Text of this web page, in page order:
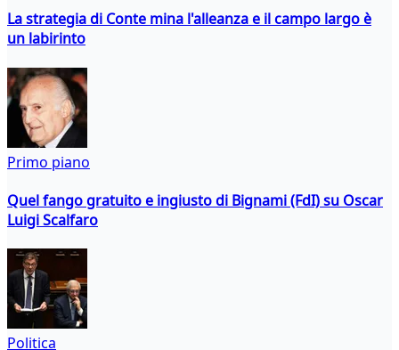
La strategia di Conte mina l'alleanza e il campo largo è
un labirinto
Primo piano
Quel fango gratuito e ingiusto di Bignami (FdI) su Oscar
Luigi Scalfaro
Politica